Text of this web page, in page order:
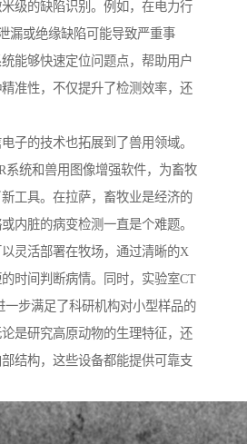
级的缺陷识别。例如，在电力行
漏或绝缘缺陷可能导致严重事
能够快速定位问题点，帮助用户
准性，不仅提升了检测效率，还
子的技术也拓展到了兽用领域。
系统和兽用图像增强软件，为畜牧
工具。在拉萨，畜牧业是经济的
内脏的病变检测一直是个难题。
灵活部署在牧场，通过清晰的X
时间判断病情。同时，实验室CT
一步满足了科研机构对小型样品的
是研究高原动物的生理特征，还
结构，这些设备都能提供可靠支